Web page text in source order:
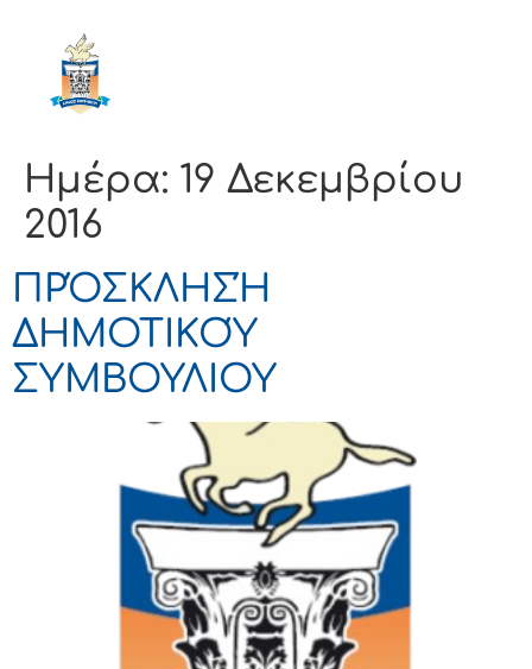
Ημέρα: 19 Δεκεμβρίου
2016
ΠΡΌΣΚΛΗΣΉ
ΔΗΜΟΤΙΚΟΎ
ΣΥΜΒΟΥΛΙΟΥ